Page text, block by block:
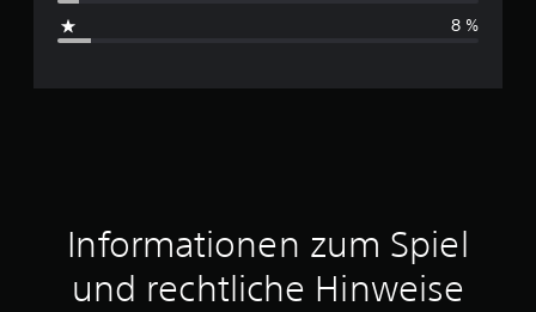
h
t
t
8 %
Informationen zum Spiel
und rechtliche Hinweise